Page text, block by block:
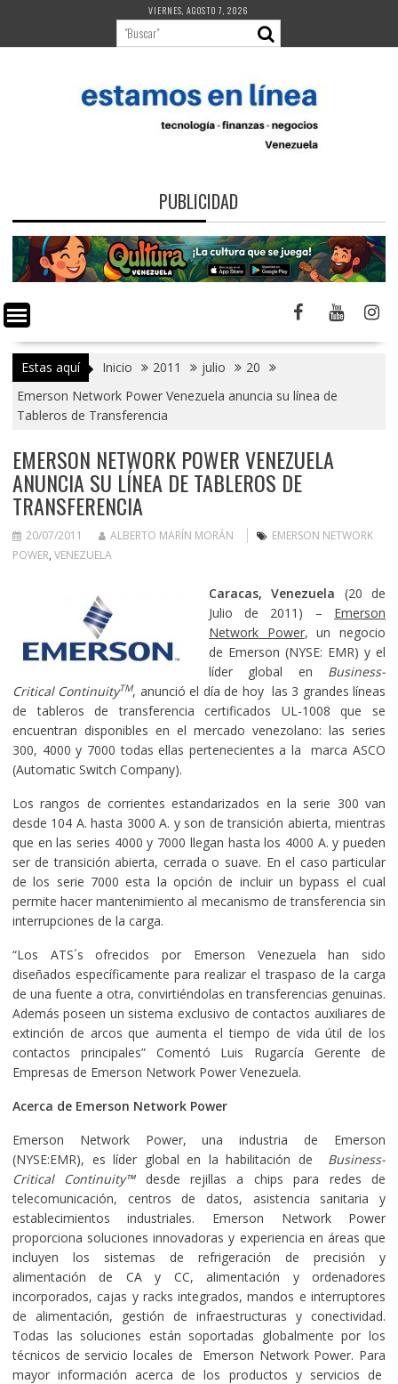
contenido
VIERNES, AGOSTO 7, 2026
PUBLICIDAD
Estas aquí Inicio 2011 julio
20
Emerson Network Power Venezuela anuncia su línea de
Tableros de Transferencia
EMERSON NETWORK POWER VENEZUELA
ANUNCIA SU LÍNEA DE TABLEROS DE
TRANSFERENCIA
20/07/2011 ALBERTO MARÍN MORÁN
EMERSON NETWORK
POWER, VENEZUELA
Caracas, Venezuela (20 de
Julio de 2011) – Emerson
Network Power, un negocio
de Emerson (NYSE: EMR) y el
líder global en Business-
Critical ContinuityTM, anunció el día de hoy las 3 grandes líneas
de tableros de transferencia certificados UL-1008 que se
encuentran disponibles en el mercado venezolano: las series
300, 4000 y 7000 todas ellas pertenecientes a la marca ASCO
(Automatic Switch Company).
Los rangos de corrientes estandarizados en la serie 300 van
desde 104 A. hasta 3000 A. y son de transición abierta, mientras
que en las series 4000 y 7000 llegan hasta los 4000 A. y pueden
ser de transición abierta, cerrada o suave. En el caso particular
de los serie 7000 esta la opción de incluir un bypass el cual
permite hacer mantenimiento al mecanismo de transferencia sin
interrupciones de la carga.
“Los ATS´s ofrecidos por Emerson Venezuela han sido
diseñados específicamente para realizar el traspaso de la carga
de una fuente a otra, convirtiéndolas en transferencias genuinas.
Además poseen un sistema exclusivo de contactos auxiliares de
extinción de arcos que aumenta el tiempo de vida útil de los
contactos principales” Comentó Luis Rugarcía Gerente de
Empresas de Emerson Network Power Venezuela.
Acerca de Emerson Network Power
Emerson Network Power, una industria de Emerson
(NYSE:EMR), es líder global en la habilitación de Business-
Critical Continuity™desde rejillas a chips para redes de
telecomunicación, centros de datos, asistencia sanitaria y
establecimientos industriales. Emerson Network Power
proporciona soluciones innovadoras y experiencia en áreas que
incluyen los sistemas de refrigeración de precisión y
alimentación de CA y CC, alimentación y ordenadores
incorporados, cajas y racks integrados, mandos e interruptores
de alimentación, gestión de infraestructuras y conectividad.
Todas las soluciones están soportadas globalmente por los
técnicos de servicio locales de Emerson Network Power. Para
mayor información acerca de los productos y servicios de